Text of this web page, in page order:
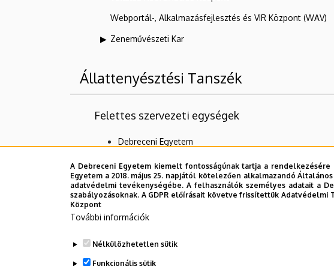
Webportál-, Alkalmazásfejlesztés és VIR Központ (WAV)
Zeneművészeti Kar
Állattenyésztési Tanszék
Felettes szervezeti egységek
Debreceni Egyetem
Állattudományi, Biotechnológiai és Természetvédelmi
Alárendelt szervezeti egységek
ROHU Regionális Határmenti Vadvilág Monitoring
A Debreceni Egyetem kiemelt fontosságúnak tartja a
Egyetem a 2018. május 25. napjától kötelezően alkalmazandó
adatvédelmi tevékenységébe. A felhasználók személyes adatait a
szabályozásoknak. A GDPR előírásait követve frissítettük
Központ
További információk
Nélkülözhetetlen sütik
Funkcionális sütik